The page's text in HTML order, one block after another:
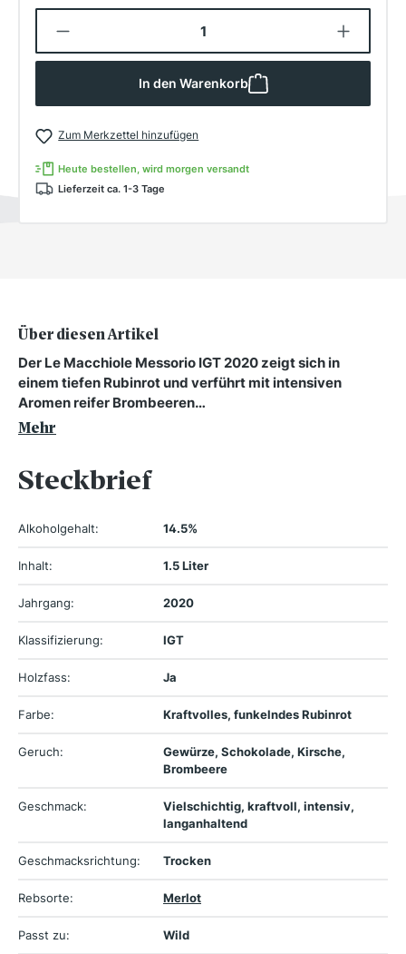
Produkt Anzahl: Gib den
In den Warenkorb
Zum Merkzettel hinzufügen
Heute bestellen, wird morgen versandt
Lieferzeit ca. 1-3 Tage
Über diesen Artikel
Der Le Macchiole Messorio IGT 2020 zeigt sich in
einem tiefen Rubinrot und verführt mit intensiven
Aromen reifer Brombeeren…
Mehr
Steckbrief
Alkoholgehalt: 14.5%
Inhalt: 1.5 Liter
Jahrgang: 2020
Klassifizierung: IGT
Holzfass: Ja
Farbe: Kraftvolles, funkelndes Rubinrot
Geruch:
Gewürze, Schokolade, Kirsche,
Brombeere
Geschmack:
Vielschichtig, kraftvoll, intensiv,
langanhaltend
Geschmacksrichtung: Trocken
Rebsorte: Merlot
Passt zu: Wild